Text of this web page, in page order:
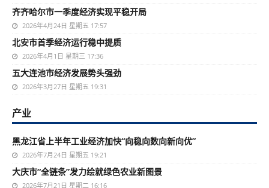
齐齐哈尔市一季度经济实现平稳开局
2026年4月24日 星期五 17:57
北安市首季经济运行稳中提质
2026年4月1日 星期三 17:36
五大连池市经济发展势头强劲
2026年3月27日 星期五 19:31
产业
黑龙江省上半年工业经济加快“向稳向数向新向优”
2026年7月24日 星期五 19:21
大庆市“全链条”发力绘就绿色农业新图景
2026年7月21日 星期二 16:16